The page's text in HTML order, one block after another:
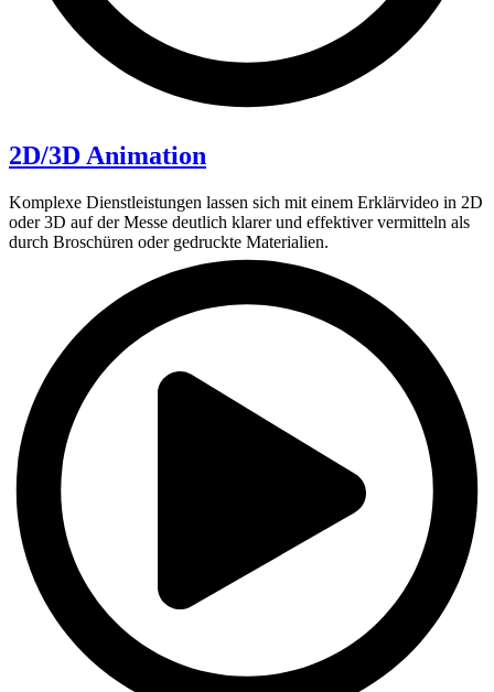
2D/3D Animation
Komplexe Dienstleistungen lassen sich mit einem Erklärvideo in 2D
oder 3D auf der Messe deutlich klarer und effektiver vermitteln als
durch Broschüren oder gedruckte Materialien.